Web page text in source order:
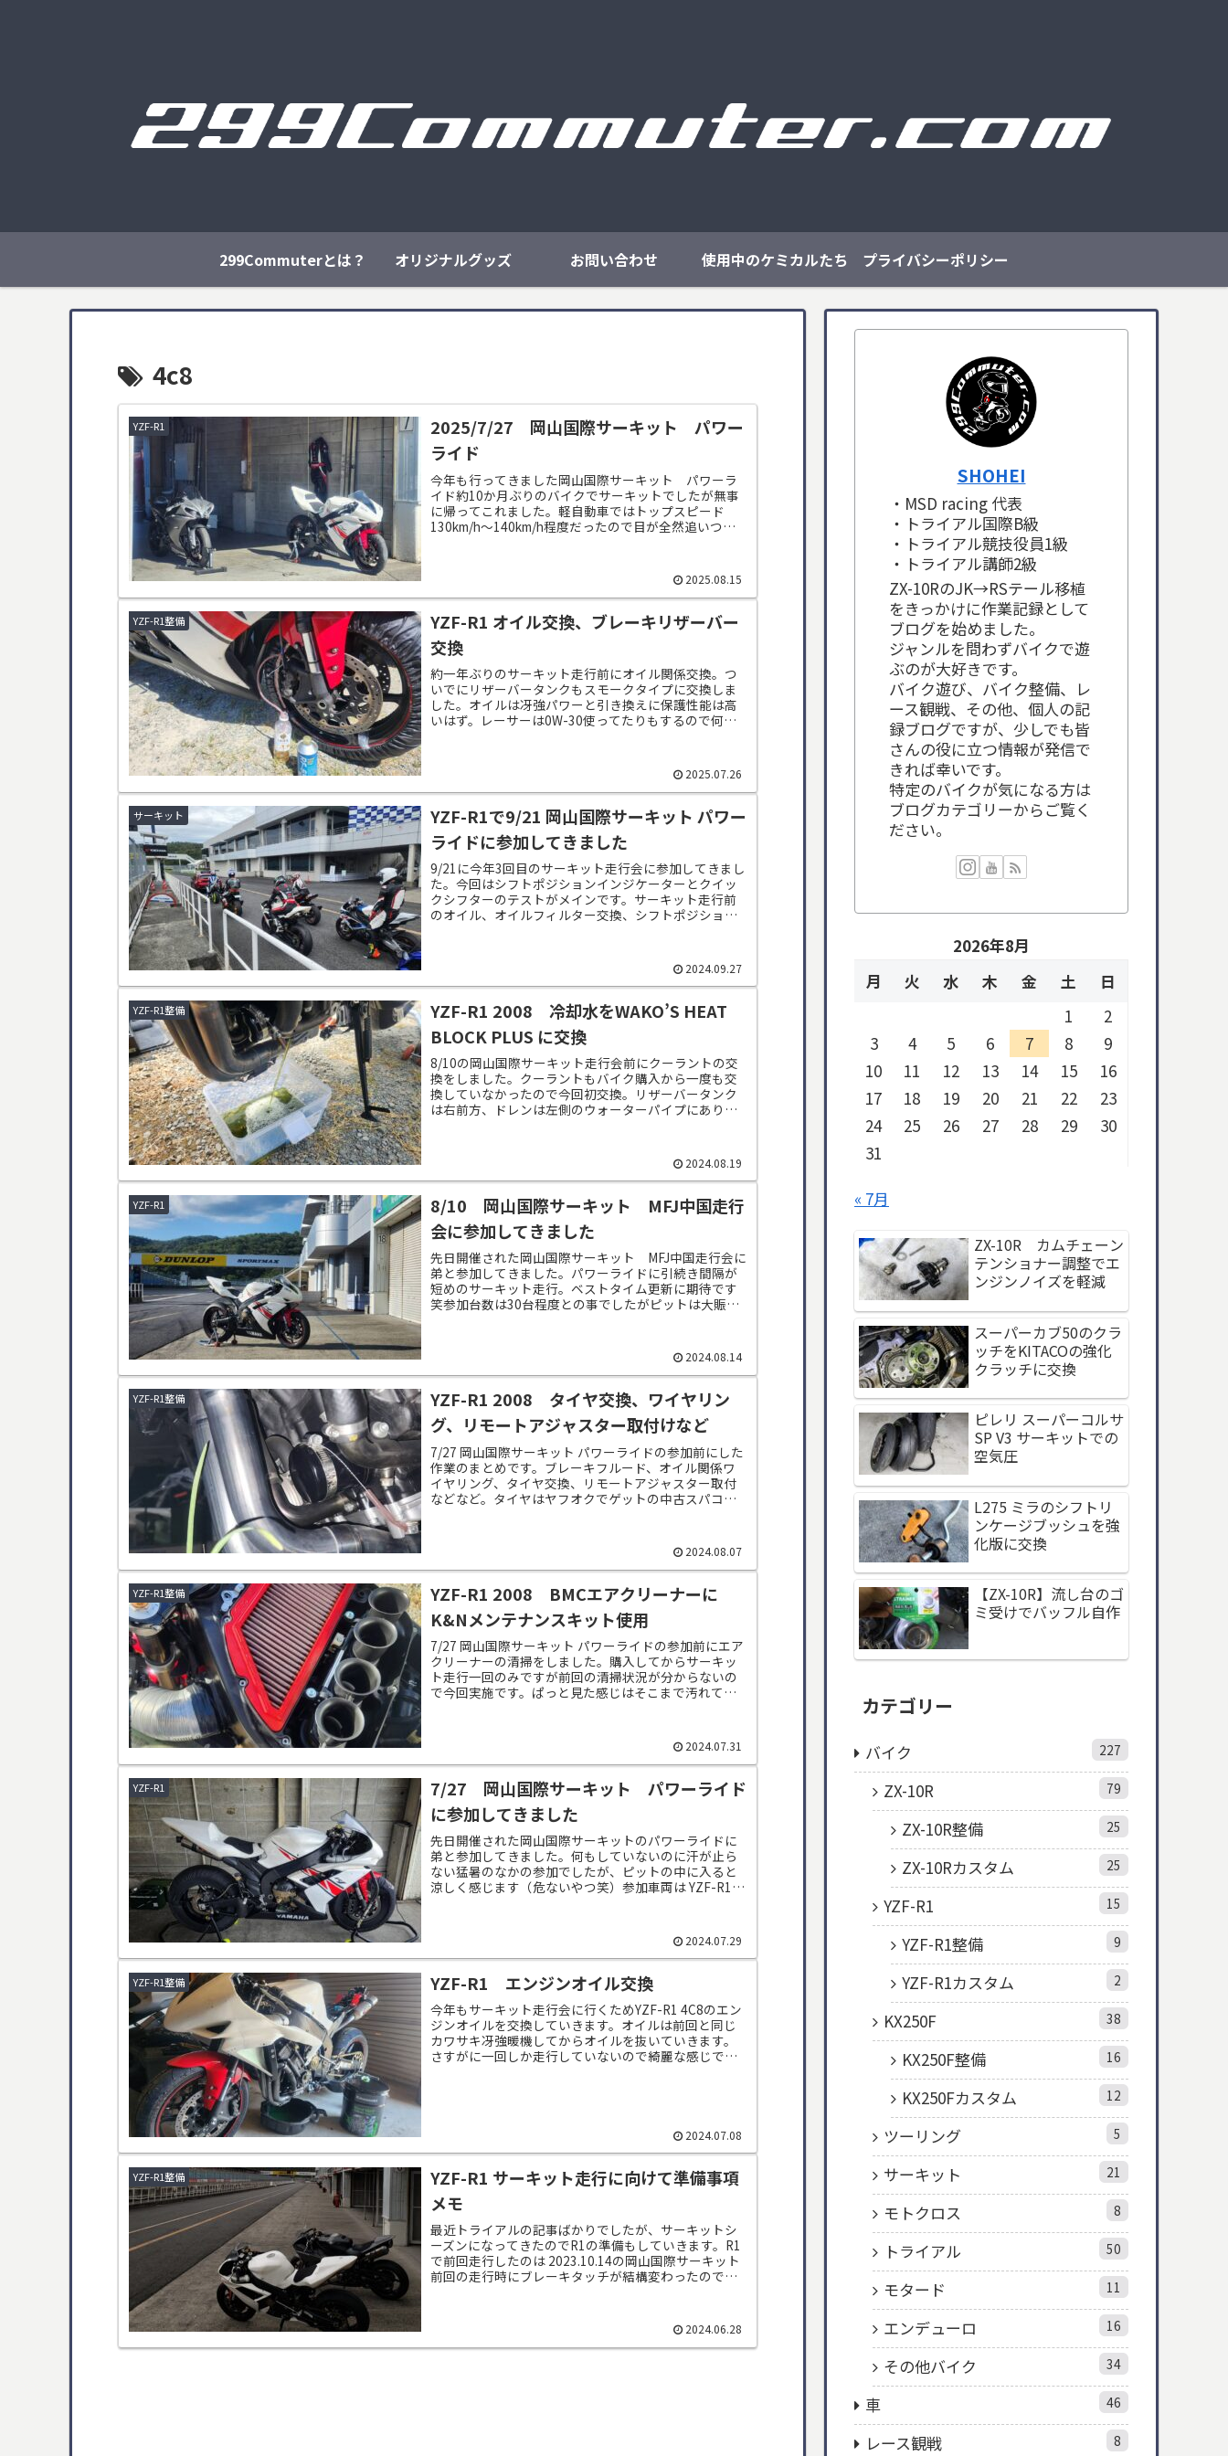
299Commuterとは？ オリジナルグッズ お問い合わせ 使用中のケミカルたち プライバシーポリシー
4c8
YZF-R1
2025/7/27 岡山国際サーキット パワー
ライド
今年も行ってきました岡山国際サーキット パワーラ
イド約10か月ぶりのバイクでサーキットでしたが無事
に帰ってこれました。軽自動車ではトップスピード
130km/h～140km/h程度だったので目が全然追いつき
2025.08.15
YZF-R1整備
YZF-R1 オイル交換、ブレーキリザーバー
交換
約一年ぶりのサーキット走行前にオイル関係交換。つ
いでにリザーバータンクもスモークタイプに交換しま
した。オイルは冴強パワーと引き換えに保護性能は高
いはず。レーサーは0W-30使ってたりもするので何と
2025.07.26
サーキット
YZF-R1で9/21 岡山国際サーキット パワー
ライドに参加してきました
9/21に今年3回目のサーキット走行会に参加してきまし
た。今回はシフトポジションインジケーターとクイッ
クシフターのテストがメインです。サーキット走行前
のオイル、オイルフィルター交換、シフトポジション
2024.09.27
YZF-R1整備
YZF-R1 2008 冷却水をWAKO’S HEAT
BLOCK PLUS に交換
8/10の岡山国際サーキット走行会前にクーラントの交
換をしました。クーラントもバイク購入から一度も交
換していなかったので今回初交換。リザーバータンク
は右前方、ドレンは左側のウォーターパイプにありま
2024.08.19
YZF-R1
8/10 岡山国際サーキット MFJ中国走行
会に参加してきました
先日開催された岡山国際サーキット MFJ中国走行会に
弟と参加してきました。パワーライドに引続き間隔が
短めのサーキット走行。ベストタイム更新に期待です
笑参加台数は30台程度との事でしたがピットは大賑わ
2024.08.14
YZF-R1整備
YZF-R1 2008 タイヤ交換、ワイヤリン
グ、リモートアジャスター取付けなど
7/27 岡山国際サーキット パワーライドの参加前にした
作業のまとめです。ブレーキフルード、オイル関係ワ
イヤリング、タイヤ交換、リモートアジャスター取付
などなど。タイヤはヤフオクでゲットの中古スパコル
2024.08.07
YZF-R1整備
YZF-R1 2008 BMCエアクリーナーに
K&Nメンテナンスキット使用
7/27 岡山国際サーキット パワーライドの参加前にエア
クリーナーの清掃をしました。購入してからサーキッ
ト走行一回のみですが前回の清掃状況が分からないの
で今回実施です。ぱっと見た感じはそこまで汚れてい
2024.07.31
YZF-R1
7/27 岡山国際サーキット パワーライド
に参加してきました
先日開催された岡山国際サーキットのパワーライドに
弟と参加してきました。何もしていないのに汗が止ら
ない猛暑のなかの参加でしたが、ピットの中に入ると
涼しく感じます（危ないやつ笑）参加車両は YZF-R1
2024.07.29
YZF-R1整備 YZF-R1 エンジンオイル交換
今年もサーキット走行会に行くためYZF-R1 4C8のエン
ジンオイルを交換していきます。オイルは前回と同じ
カワサキ冴強暖機してからオイルを抜いていきます。
さすがに一回しか走行していないので綺麗な感じで
2024.07.08
YZF-R1整備
YZF-R1 サーキット走行に向けて準備事項
メモ
最近トライアルの記事ばかりでしたが、サーキットシ
ーズンになってきたのでR1の準備もしていきます。R1
で前回走行したのは 2023.10.14の岡山国際サーキット
前回の走行時にブレーキタッチが結構変わったので今
2024.06.28
SHOHEI
・MSD racing 代表
・トライアル国際B級
・トライアル競技役員1級
・トライアル講師2級
ZX-10RのJK→RSテール移植
をきっかけに作業記録として
ブログを始めました。
ジャンルを問わずバイクで遊
ぶのが大好きです。
バイク遊び、バイク整備、レ
ース観戦、その他、個人の記
録ブログですが、少しでも皆
さんの役に立つ情報が発信で
きれば幸いです。
特定のバイクが気になる方は
ブログカテゴリーからご覧く
ださい。
2026年8月
月
火 水 木 金 土
日
1
2
3
4 5 6 7 8
9
10
11 12 13 14 15
16
17
18 19 20 21 22
23
24
25 26 27 28 29
30
31
« 7月
ZX-10R カムチェーン
テンショナー調整でエ
ンジンノイズを軽減
スーパーカブ50のクラ
ッチをKITACOの強化
クラッチに交換
ピレリ スーパーコルサ
SP V3 サーキットでの
空気圧
L275 ミラのシフトリ
ンケージブッシュを強
化版に交換
【ZX-10R】流し台のゴ
ミ受けでバッフル自作
カテゴリー
バイク 227
ZX-10R 79
ZX-10R整備 25
ZX-10Rカスタム 25
YZF-R1 15
YZF-R1整備 9
YZF-R1カスタム 2
KX250F 38
KX250F整備 16
KX250Fカスタム 12
ツーリング 5
サーキット 21
モトクロス 8
トライアル 50
モタード 11
エンデューロ 16
その他バイク 34
車 46
レース観戦 8